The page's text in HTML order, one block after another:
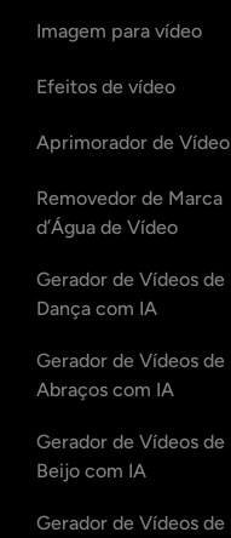
Imagem para vídeo
Efeitos de vídeo
Aprimorador de Vídeo
Removedor de Marca
d’Água de Vídeo
Gerador de Vídeos de
Dança com IA
Gerador de Vídeos de
Abraços com IA
Gerador de Vídeos de
Beijo com IA
Gerador de Vídeos de